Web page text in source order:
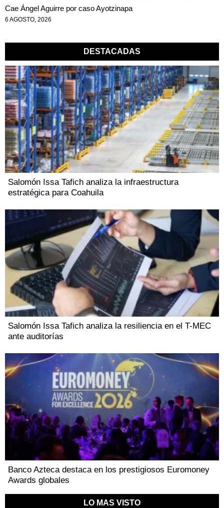
Cae Ángel Aguirre por caso Ayotzinapa
6 AGOSTO, 2026
DESTACADAS
Salomón Issa Tafich analiza la infraestructura
estratégica para Coahuila
Salomón Issa Tafich analiza la resiliencia en el T-MEC
ante auditorías
Banco Azteca destaca en los prestigiosos Euromoney
Awards globales
LO MAS VISTO